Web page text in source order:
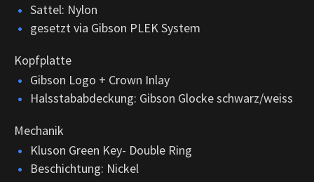
Sattel: Nylon
gesetzt via Gibson PLEK System
Kopfplatte
Gibson Logo + Crown Inlay
Halsstababdeckung: Gibson Glocke schwarz/weiss
Mechanik
Kluson Green Key- Double Ring
Beschichtung: Nickel